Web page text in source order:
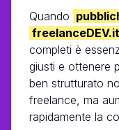
Quando
freelanceDEV.it
completi è
giusti e ottenere
ben strutturato
freelance, ma
rapidamente la